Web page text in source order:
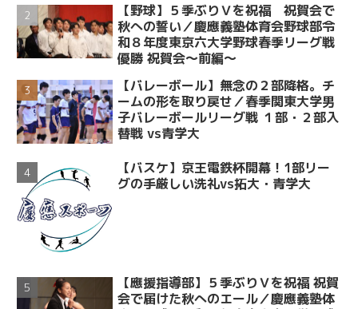
【野球】５季ぶりＶを祝福 祝賀会で
秋への誓い／慶應義塾体育会野球部令
和８年度東京六大学野球春季リーグ戦
優勝 祝賀会～前編～
【バレーボール】無念の２部降格。チ
ームの形を取り戻せ／春季関東大学男
子バレーボールリーグ戦 １部・２部入
替戦 vs青学大
【バスケ】京王電鉄杯開幕！1部リー
グの手厳しい洗礼vs拓大・青学大
【應援指導部】５季ぶりＶを祝福 祝賀
会で届けた秋へのエール／慶應義塾体